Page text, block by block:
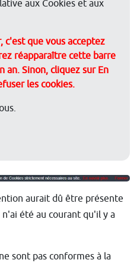
aux Cookies et aux
c'est que vous acceptez
réapparaître cette barre
an. Sinon, cliquez sur En
les cookies.
aurait dû être présente
été au courant qu'il y a
sont pas conformes à la